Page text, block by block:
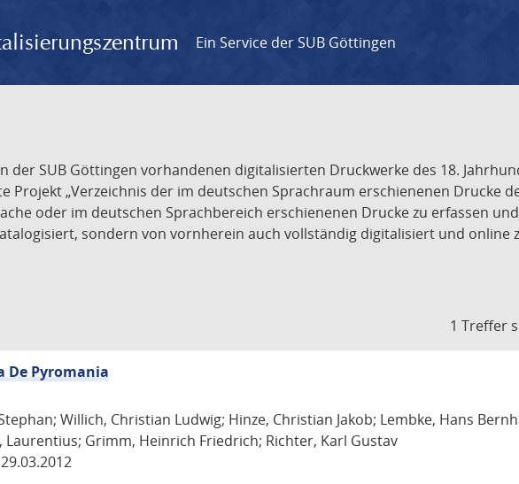
Ein Service der SUB Göttingen
der SUB Göttingen vorhandenen digitalisierten Druckwerke des 18.
Projekt „Verzeichnis der im deutschen Sprachraum erschienenen Drucke
oder im deutschen Sprachbereich erschienenen Drucke zu erfassen
sondern von vornherein auch vollständig digitalisiert und online
1 Treffer
De Pyromania
Willich, Christian Ludwig; Hinze, Christian Jakob; Lembke, Hans
Laurentius; Grimm, Heinrich Friedrich; Richter, Karl Gustav
29.03.2012